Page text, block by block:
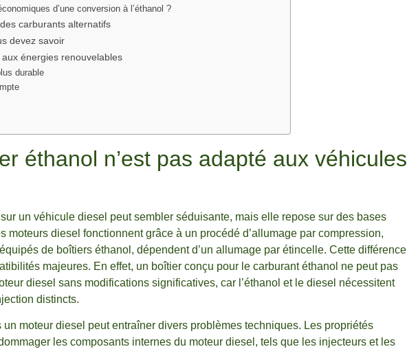
d’une conversion à l’éthanol ?
carburants alternatifs
devez savoir
énergies renouvelables
durable
éthanol n’est pas adapté aux véhicules
sur un véhicule diesel peut sembler séduisante, mais elle repose sur des bases
moteurs diesel fonctionnent grâce à un procédé d’allumage par compression,
de boîtiers éthanol, dépendent d’un allumage par étincelle. Cette différence
majeures. En effet, un boîtier conçu pour le carburant éthanol ne peut pas
diesel sans modifications significatives, car l’éthanol et le diesel nécessitent
distincts.
un moteur diesel peut entraîner divers problèmes techniques. Les propriétés
les composants internes du moteur diesel, tels que les injecteurs et les